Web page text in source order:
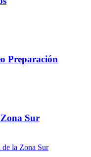
Preparación
Sur